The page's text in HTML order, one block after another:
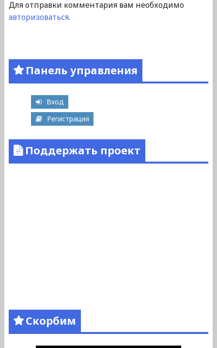
Для отправки комментария вам необходимо
авторизоваться.
Панель управления
Вход
Регистрация
Поддержать проект
Скорбим